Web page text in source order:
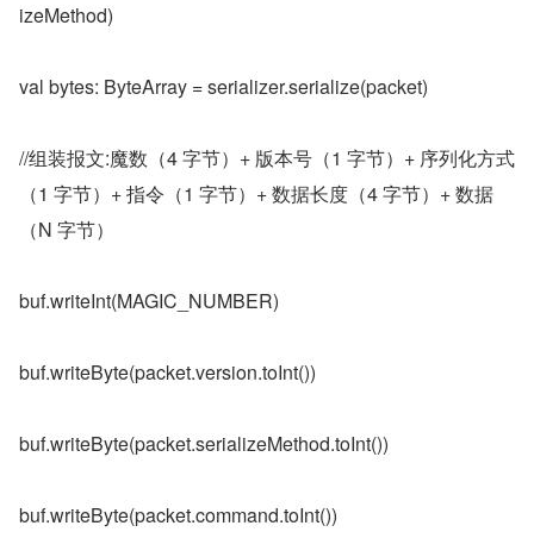
izeMethod)
val bytes: ByteArray = serializer.serialize(packet)
//组装报文:魔数（4 字节）+ 版本号（1 字节）+ 序列化方式
（1 字节）+ 指令（1 字节）+ 数据长度（4 字节）+ 数据
（N 字节）
buf.writeInt(MAGIC_NUMBER)
buf.writeByte(packet.version.toInt())
buf.writeByte(packet.serializeMethod.toInt())
buf.writeByte(packet.command.toInt())